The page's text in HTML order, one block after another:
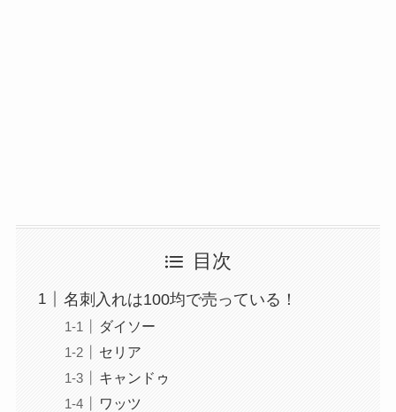
目次
名刺入れは100均で売っている！
ダイソー
セリア
キャンドゥ
ワッツ